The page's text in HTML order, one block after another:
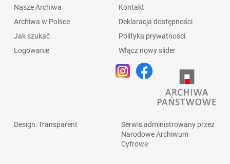
Nasze Archiwa
Archiwa w Polsce
Jak szukać
Logowanie
Kontakt
Deklaracja dostępności
Polityka prywatności
Włącz nowy slider
Design: Transparent
Serwis administrowany przez
Narodowe Archiwum
Cyfrowe